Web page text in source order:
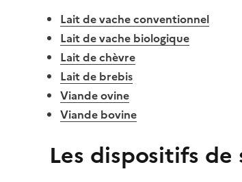
Lait de vache conventionnel
Lait de vache biologique
Lait de chèvre
Lait de brebis
Viande ovine
Viande bovine
Les dispositifs